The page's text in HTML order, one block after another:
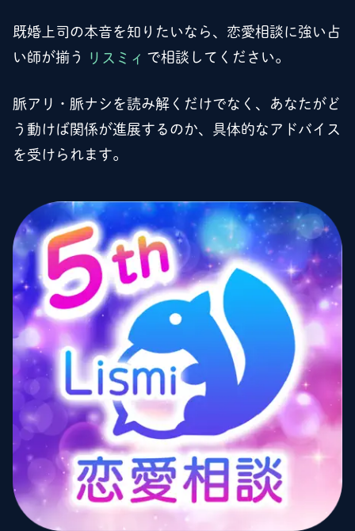
既婚上司の本音を知りたいなら、恋愛相談に強い占
い師が揃う
リスミィ で相談してください。
脈アリ・脈ナシを読み解くだけでなく、あなたがど
う動けば関係が進展するのか、具体的なアドバイス
を受けられます。